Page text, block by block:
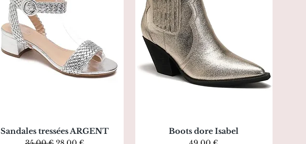
Aperçu rapide
Sandales tressées ARGENT
Prix originalPrix promotionnel
Aperçu rapide
Boots dore Isabel
Prix